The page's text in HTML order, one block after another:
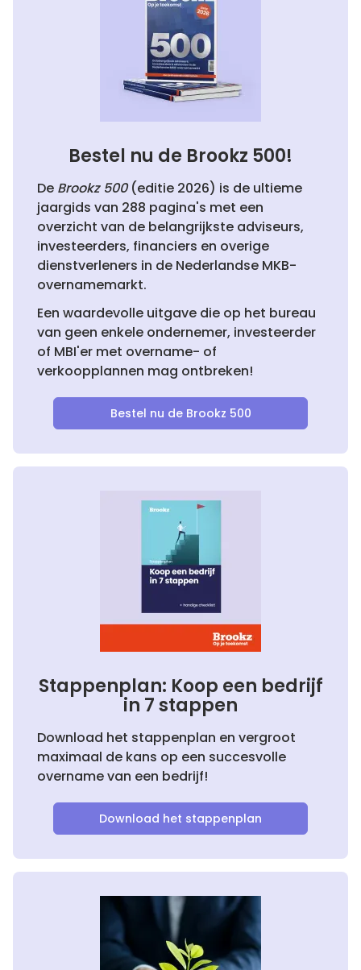
Bestel nu de Brookz 500!
De Brookz 500(editie 2026) is de ultieme
jaargids van 288 pagina's met een
overzicht van de belangrijkste adviseurs,
investeerders, financiers en overige
dienstverleners in de Nederlandse MKB-
overnamemarkt.
Een waardevolle uitgave die op het bureau
van geen enkele ondernemer, investeerder
of MBI'er met overname- of
verkoopplannen mag ontbreken!
Bestel nu de Brookz 500
Stappenplan: Koop een bedrijf
in 7 stappen
Download het stappenplan en vergroot
maximaal de kans op een succesvolle
overname van een bedrijf!
Download het stappenplan